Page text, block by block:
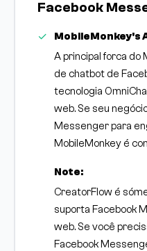
Facebook
MobileMonkey's
A principal forca do
de chatbot de
tecnologia
web. Se seu
Messenger para
MobileMonkey é
Note:
CreatorFlow é
suporta Facebook
web. Se você
Facebook